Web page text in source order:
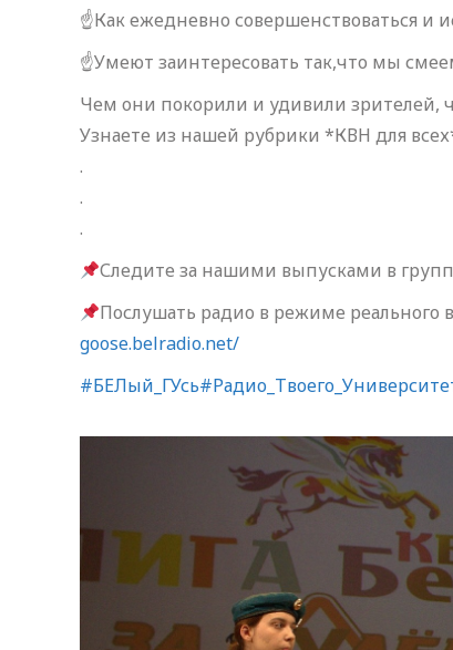
☝Как ежедневно совершенствоваться и
☝Умеют заинтересовать так,что мы
Чем они покорили и удивили зрителей,
Узнаете из нашей рубрики *КВН для
.
.
.
Следите за нашими выпусками в
Послушать радио в режиме
goose.belradio.net/
#БЕЛый_ГУсь